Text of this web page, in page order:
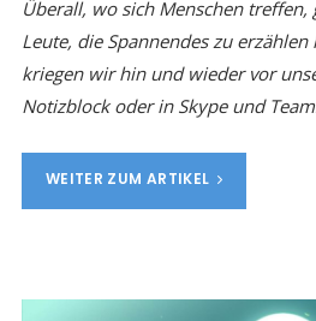
Überall, wo sich Menschen
Leute, die Spannendes zu erzählen
kriegen wir hin und wieder vor
Notizblock oder in Skype und
WEITER ZUM ARTIKEL